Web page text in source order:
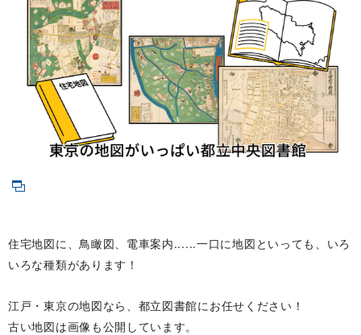
住宅地図に、鳥瞰図、電車案内......一口に地図といっても、いろ
いろな種類があります！
江戸・東京の地図なら、都立図書館にお任せください！
古い地図は画像も公開しています。